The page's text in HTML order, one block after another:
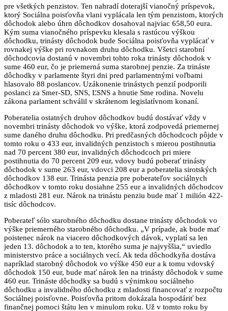
pre všetkých penzistov. Ten nahradí doterajší vianočný príspevok,
ktorý Sociálna poisťovňa vlani vyplácala len tým penzistom, ktorých
dôchodok alebo úhrn dôchodkov dosahoval najviac 658,50 eura.
Kým suma vianočného príspevku klesala s rastúcou výškou
dôchodku, trinásty dôchodok bude Sociálna poisťovňa vyplácať v
rovnakej výške pri rovnakom druhu dôchodku. Všetci starobní
dôchodcovia dostanú v novembri tohto roka trinásty dôchodok v
sume 460 eur, čo je priemerná suma starobnej penzie. Za trináste
dôchodky v parlamente štyri dni pred parlamentnými voľbami
hlasovalo 88 poslancov. Uzákonenie trinástych penzií podporili
poslanci za Smer-SD, SNS, ĽSNS a hnutie Sme rodina. Novelu
zákona parlament schválil v skrátenom legislatívnom konaní.
Poberatelia ostatných druhov dôchodkov budú dostávať vždy v
novembri trinásty dôchodok vo výške, ktorá zodpovedá priemernej
sume daného druhu dôchodku. Pri predčasných dôchodcoch pôjde v
tomto roku o 433 eur, invalidných penzistoch s mierou postihnutia
nad 70 percent 380 eur, invalidných dôchodcoch pri miere
postihnutia do 70 percent 209 eur, vdovy budú poberať trinásty
dôchodok v sume 263 eur, vdovci 208 eur a poberatelia sirotských
dôchodkov 138 eur. Trinásta penzia pre poberateľov sociálnych
dôchodkov v tomto roku dosiahne 255 eur a invalidných dôchodcov
z mladosti 281 eur. Nárok na trinástu penziu bude mať 1 milión 422-
tisíc dôchodcov.
Poberateľ sólo starobného dôchodku dostane trinásty dôchodok vo
výške priemerného starobného dôchodku. „V prípade, ak bude mať
poistenec nárok na viacero dôchodkových dávok, vyplatí sa len
jeden 13. dôchodok a to ten, ktorého suma je najvyššia,“ uviedlo
ministerstvo práce a sociálnych vecí. Ak teda dôchodkyňa dostáva
napríklad starobný dôchodok vo výške 450 eur a k tomu vdovský
dôchodok 150 eur, bude mať nárok len na trinásty dôchodok v sume
460 eur. Trináste dôchodky sa budú s výnimkou sociálneho
dôchodku a invalidného dôchodku z mladosti financovať z rozpočtu
Sociálnej poisťovne. Poisťovňa pritom dokázala hospodáriť bez
finančnej pomoci štátu len v minulom roku. Už v tomto roku by